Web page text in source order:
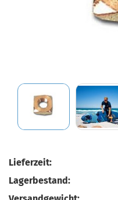
Lieferzeit:
Lagerbestand: